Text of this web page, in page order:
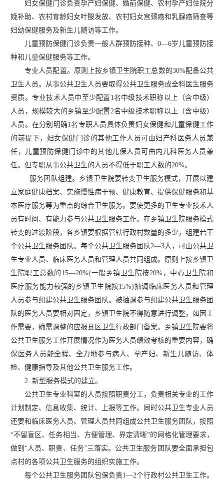
妇女保健门诊负责孕产妇保健、婚前保健、农村孕产妇住院分
娩补助、农村育龄妇女叶酸发放、农村妇女宫颈癌和乳腺癌筛查等
妇幼保健服务及新生儿随访等工作。
儿童预防保健门诊负责一般人群预防接种、 0—6岁儿童预防接
种和儿童保健服务等工作。
专业人员配置。原则上按乡镇卫生院职工总数的30%配备公共
卫生人员。从事公共卫生人员要取得公共卫生服务或全科医生服务
资质。专业技术人员中至少配置1名中级技术职称以上（含中级）
人员，规模较大的乡镇至少配置2名中级技术职称以上（含中级）
人员。在分别明确1名专职人员具体负责妇女保健和儿童保健工作
的前提下，妇女保健门诊的其他工作人员可由妇产科医务人员兼
任，儿童预防保健门诊中的其他儿保人员可由内儿科医务人员兼
任。但专职从事公共卫生的人员不得低于职工人数的20%。
服务团队组建。乡镇卫生院要转变卫生服务模式，开展以建
立家庭健康档案、实施慢性病干预、健康教育、提供保健服务和基
本医疗服务等为重点的综合卫生服务。要使更多的卫生专业技术人
员有时间、有能力参与公共卫生服务工作。在乡镇卫生院服务模式
转变的过渡阶段，各乡镇要根据管辖行政村数量的多少，组建若干
个公共卫生服务团队。每个公共卫生服务团队 2—3人，可由公共卫
生专业人员、临床医务人员和管理人员共同组成。原则上按乡镇卫
生院职工总数的15—20%(一般乡镇卫生院按20%，中心卫生院和
医疗服务能力较强的乡镇卫生院按15%)抽调临床医务人员和管理
人员参与组建公共卫生服务团队。被抽调参与组建公共卫生服务团
队的医务人员要相对固定，乡镇卫生院不得随意进行调整，如因工
作需要，确需调整的应报县区卫生行政部门备案。乡镇卫生院要将
公共卫生服务工作开展情况作为医务人员绩效考核的重要内容，确
保医务人员能全程、全力地参与病人、孕产妇、新生儿随访、体
检、健康指导及其他公共卫生服务工作。
2. 新型服务模式的建立。
公共卫生专业科室的人员按照职责分工，负责相关专业的工作
计划制定、信息收集、统计、上报等工作。同时公共卫生专业人员
还要和临床医务人员、管理人员共同组成公共卫生服务团队，按照
“不留盲区、任务相当、方便管理、界定清晰”的网格化管理要求，
做到“人员、职责、任务”三落实。公共卫生服务团队要全面承担包
点村的各项公共卫生服务的组织实施工作。
每个公共卫生服务团队包保负责1—2个行政村公共卫生工作。